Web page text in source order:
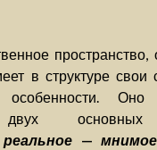
в структуре свои
особенности.
двух основных
—мнимое